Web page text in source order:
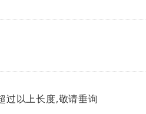
过以上长度,敬请垂询